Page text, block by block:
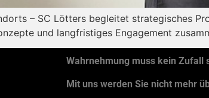
– SC Lötters begleitet strategisches
und langfristiges Engagement
Wahrnehmung muss kein Zufall
Mit uns werden Sie nicht mehr